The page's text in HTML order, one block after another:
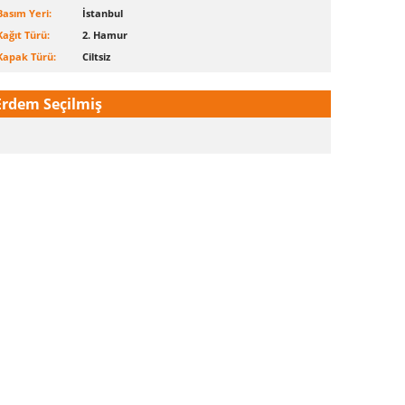
Yeri:
İstanbul
Türü:
2. Hamur
Türü:
Ciltsiz
Seçilmiş